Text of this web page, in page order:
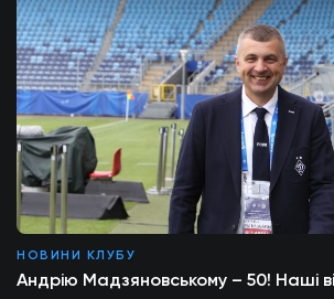
НОВИНИ КЛУБУ
Андрію Мадзяновському – 50! Наші